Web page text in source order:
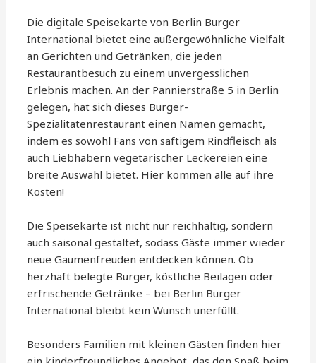
Die digitale Speisekarte von Berlin Burger
International bietet eine außergewöhnliche Vielfalt
an Gerichten und Getränken, die jeden
Restaurantbesuch zu einem unvergesslichen
Erlebnis machen. An der Pannierstraße 5 in Berlin
gelegen, hat sich dieses Burger-
Spezialitätenrestaurant einen Namen gemacht,
indem es sowohl Fans von saftigem Rindfleisch als
auch Liebhabern vegetarischer Leckereien eine
breite Auswahl bietet. Hier kommen alle auf ihre
Kosten!
Die Speisekarte ist nicht nur reichhaltig, sondern
auch saisonal gestaltet, sodass Gäste immer wieder
neue Gaumenfreuden entdecken können. Ob
herzhaft belegte Burger, köstliche Beilagen oder
erfrischende Getränke – bei Berlin Burger
International bleibt kein Wunsch unerfüllt.
Besonders Familien mit kleinen Gästen finden hier